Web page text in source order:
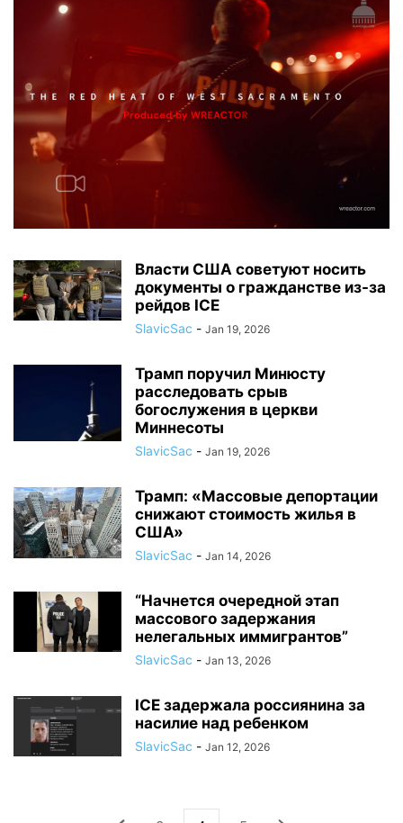
Власти США советуют носить
документы о гражданстве из-за
рейдов ICE
SlavicSac - Jan 19, 2026
Трамп поручил Минюсту
расследовать срыв
богослужения в церкви
Миннесоты
SlavicSac - Jan 19, 2026
Трамп: «Массовые депортации
снижают стоимость жилья в
США»
SlavicSac - Jan 14, 2026
“Начнется очередной этап
массового задержания
нелегальных иммигрантов”
SlavicSac - Jan 13, 2026
ICE задержала россиянина за
насилие над ребенком
SlavicSac - Jan 12, 2026